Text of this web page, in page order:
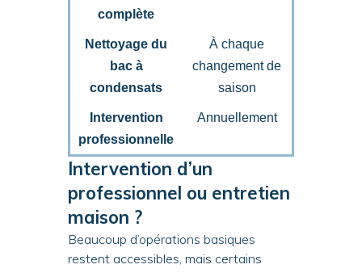
complète
Nettoyage du
bac à
condensats
À chaque
changement de
saison
Intervention
professionnelle
Annuellement
Intervention d’un
professionnel ou entretien
maison ?
Beaucoup d’opérations basiques
restent accessibles, mais certains